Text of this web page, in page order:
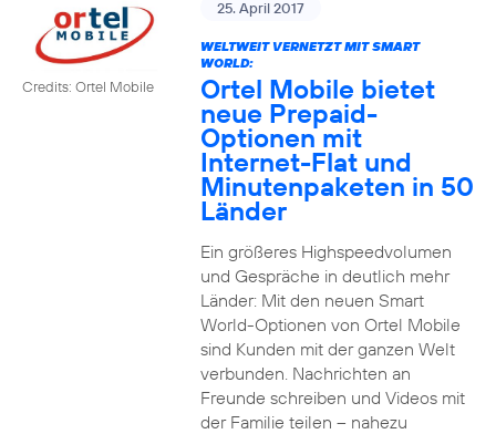
Credits: Ortel Mobile
25. April 2017
WELTWEIT VERNETZT MIT SMART
WORLD:
Ortel Mobile bietet
neue Prepaid-
Optionen mit
Internet-Flat und
Minutenpaketen in 50
Länder
Ein größeres Highspeedvolumen
und Gespräche in deutlich mehr
Länder: Mit den neuen Smart
World-Optionen von Ortel Mobile
sind Kunden mit der ganzen Welt
verbunden. Nachrichten an
Freunde schreiben und Videos mit
der Familie teilen – nahezu